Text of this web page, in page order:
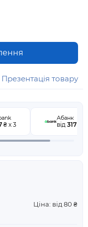
Презентація товару
₴ x 3
Абанк
від 317₴ x
Ціна: від 80 ₴